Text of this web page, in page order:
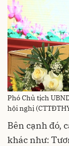
Phó Chủ tịch
hội nghị
Bên cạnh đó,
khác như: